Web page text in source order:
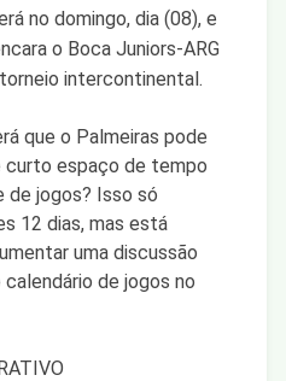
no domingo, dia (08), e
o Boca Juniors-ARG
intercontinental.
que o Palmeiras pode
curto espaço de tempo
de jogos? Isso só
12 dias, mas está
uma discussão
de jogos no